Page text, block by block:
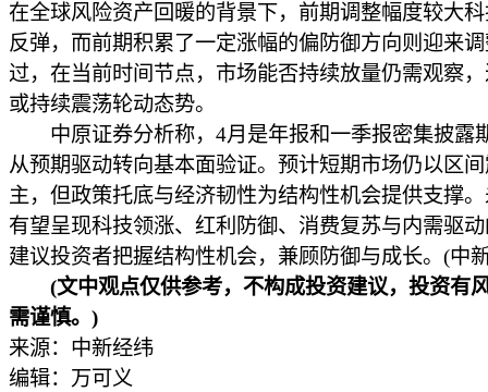
在全球风险资产回暖的背景下，前期调整幅度较大
反弹，而前期积累了一定涨幅的偏防御方向则迎来
过，在当前时间节点，市场能否持续放量仍需观察
或持续震荡轮动态势。
中原证券分析称，4月是年报和一季报密集披露
从预期驱动转向基本面验证。预计短期市场仍以区
主，但政策托底与经济韧性为结构性机会提供支撑
有望呈现科技领涨、红利防御、消费复苏与内需驱
建议投资者把握结构性机会，兼顾防御与成长。(中
(文中观点仅供参考，不构成投资建议，投资有
需谨慎。)
来源：中新经纬
编辑：万可义